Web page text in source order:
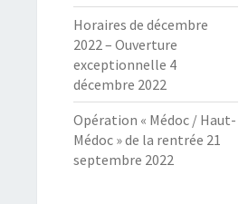
Horaires de décembre
2022 – Ouverture
exceptionnelle 4
décembre 2022
Opération « Médoc / Haut-
Médoc » de la rentrée 21
septembre 2022